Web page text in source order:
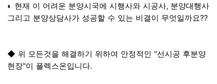
◐ 현재 이 어려운 분양시국에 시행사와 시공사, 분양대행사
그리고 분양상담사가 성공할 수 있는 비결이 무엇일까요??
◆ 위 모든것을 해결하기 위하여 안정적인 "선시공 후분양
현장"이 플렉스온입니다.